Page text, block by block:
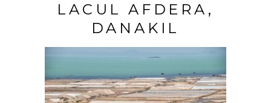
LACUL AFDERA,
DANAKIL